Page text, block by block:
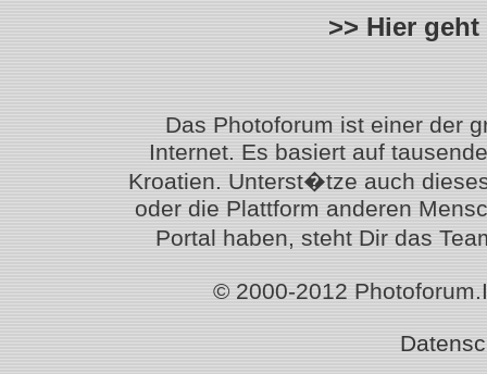
>> Hier
Das Photoforum ist einer der
Internet. Es basiert auf
Kroatien. Unterst�tze auch
oder die Plattform anderen
Portal haben, steht Dir das
© 2000-2012